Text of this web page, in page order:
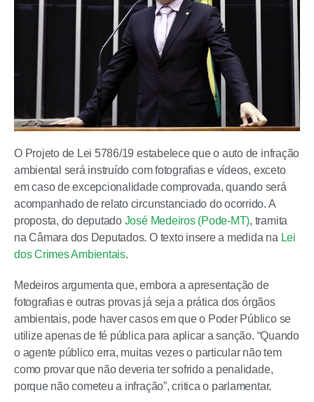
O Projeto de Lei 5786/19 estabelece que o auto de infração
ambiental será instruído com fotografias e vídeos, exceto
em caso de excepcionalidade comprovada, quando será
acompanhado de relato circunstanciado do ocorrido. A
proposta, do deputado José Medeiros (Pode-MT), tramita
na Câmara dos Deputados. O texto insere a medida na Lei
dos Crimes Ambientais.
Medeiros argumenta que, embora a apresentação de
fotografias e outras provas já seja a prática dos órgãos
ambientais, pode haver casos em que o Poder Público se
utilize apenas de fé pública para aplicar a sanção. “Quando
o agente público erra, muitas vezes o particular não tem
como provar que não deveria ter sofrido a penalidade,
porque não cometeu a infração”, critica o parlamentar.